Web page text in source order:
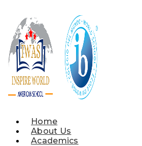
content
Home
About Us
Academics